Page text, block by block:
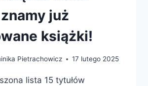
już
książki!
Pietrachowicz 17 lutego 2025
lista 15 tytułów